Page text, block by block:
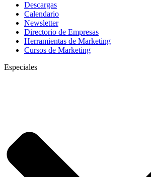
Descargas
Calendario
Newsletter
Directorio de Empresas
Herramientas de Marketing
Cursos de Marketing
Especiales